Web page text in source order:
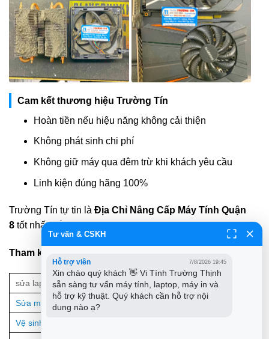
Cam kết thương hiệu Trường Tín
Hoàn tiền nếu hiệu năng không cải thiện
Không phát sinh chi phí
Không giữ máy qua đêm trừ khi khách yêu cầu
Linh kiện đúng hãng 100%
Trường Tín tự tin là Địa Chỉ Nâng Cấp Máy Tính Quận
8 tốt nhất hiện nay.
Tham khảo dịch vụ khác:
sửa laptop quận 8 bán máy tính quận 8
Sửa máy tính Quận 8 bán sạc laptop quận 8
Vệ sinh máy tính Quận 8
Tư vấn & CSKH
Hỗ trợ viên 7/8/2026 19:45
Xin chào quý khách 👋 Vi Tính Trường Thịnh
sẵn sàng tư vấn máy tính, laptop, máy in và
hỗ trợ kỹ thuật. Quý khách cần hỗ trợ nội
dung nào ạ?